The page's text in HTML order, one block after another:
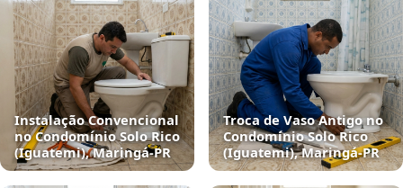
Instalação Convencional
no Condomínio Solo Rico
(Iguatemi), Maringá‑PR
Troca de Vaso Antigo no
Condomínio Solo Rico
(Iguatemi), Maringá‑PR